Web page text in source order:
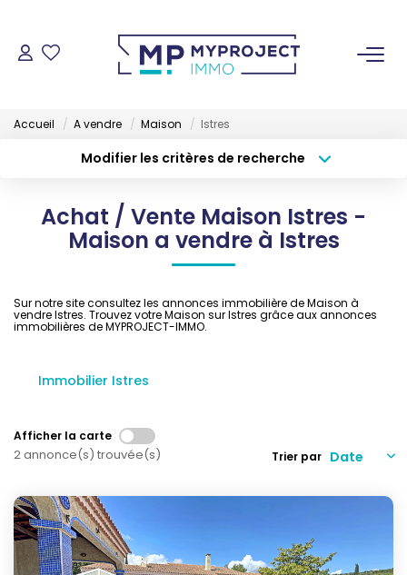
ESTIMER
GESTION LOCATIVE
Nous Rejoindre
Nos Actualités
CONTACT
Accueil A vendre Maison Istres
Modifier les critères de recherche
Sélectionnez...
Type de bien
Surface min
Créer une alerte
Achat / Vente Maison Istres -
Maison a vendre à Istres
Sur notre site consultez les annonces immobilière de Maison à
vendre Istres. Trouvez votre Maison sur Istres grâce aux annonces
immobilières de MYPROJECT-IMMO.
Immobilier Istres
Afficher la carte
2 annonce(s) trouvée(s) Trier par